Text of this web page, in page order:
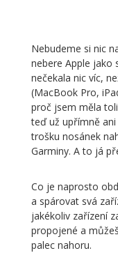
Nebudeme si nic
nebere Apple jako
nečekala nic víc,
(MacBook Pro,
proč jsem měla
teď už upřímně
trošku nosánek
Garminy. A to já
Co je naprosto
a spárovat svá
jakékoliv zařízení
propojené a
palec nahoru.